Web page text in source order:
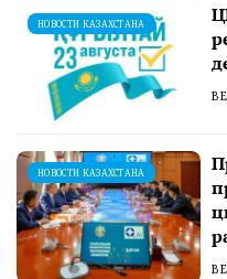
НОВОСТИ КАЗАХСТАНА
НОВОСТИ КАЗАХСТАНА